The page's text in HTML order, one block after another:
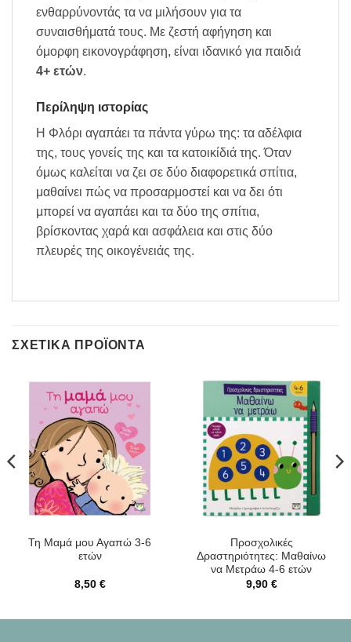
ενθαρρύνοντάς τα να μιλήσουν για τα
συναισθήματά τους. Με ζεστή αφήγηση και
όμορφη εικονογράφηση, είναι ιδανικό για παιδιά
4+ ετών.
Περίληψη ιστορίας
Η Φλόρι αγαπάει τα πάντα γύρω της: τα αδέλφια
της, τους γονείς της και τα κατοικίδιά της. Όταν
όμως καλείται να ζει σε δύο διαφορετικά σπίτια,
μαθαίνει πώς να προσαρμοστεί και να δει ότι
μπορεί να αγαπάει και τα δύο της σπίτια,
βρίσκοντας χαρά και ασφάλεια και στις δύο
πλευρές της οικογένειάς της.
ΣΧΕΤΙΚΆ ΠΡΟΪΌΝΤΑ
Τη Μαμά μου Αγαπώ 3-6
ετών
8,50 €
Προσχολικές
Δραστηριότητες: Μαθαίνω
να Μετράω 4-6 ετών
9,90 €